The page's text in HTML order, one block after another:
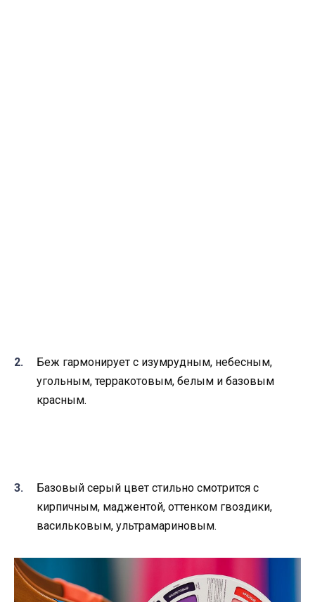
Беж гармонирует с изумрудным, небесным,
угольным, терракотовым, белым и базовым
красным.
Базовый серый цвет стильно смотрится с
кирпичным, маджентой, оттенком гвоздики,
васильковым, ультрамариновым.